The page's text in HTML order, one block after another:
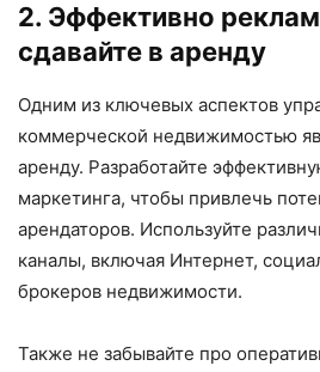
2. Эффективно
сдавайте в аренду
Одним из ключевых аспектов
коммерческой недвижимостью
аренду. Разработайте
маркетинга, чтобы привлечь
арендаторов. Используйте
каналы, включая Интернет,
брокеров недвижимости.
Также не забывайте про